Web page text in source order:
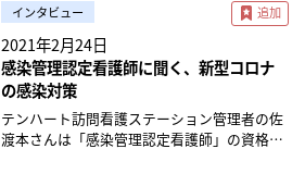
いる医療機関も少なくない。そんな中、
「家」でサービスを提供する訪問看護業界は
比較的、昨今のコロナ禍、「ステイホーム」
の世の中でも好調と言えそうだ。 コラム執筆
者：株式会社メディヴァ/コンサルタント 内
野宗治 ※本記事は2021年2月に公開されたも
のです。 法令や制度、関連ガイドラインは変
インタビュー
2021年2月24日
感染管理認定看護師に聞く、新型コロナ
の感染対策
テンハート訪問看護ステーション管理者の佐
渡本さんは「感染管理認定看護師」の資格を